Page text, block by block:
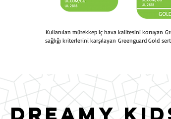
Kullanılan mürekkep iç hava kalitesini koruyan
sağlığı kriterlerini karşılayan Greenguard Gold
DREAMY